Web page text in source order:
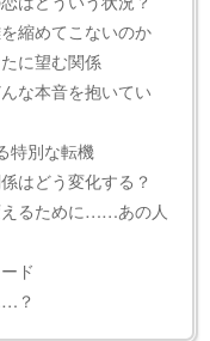
縮めてこないのか
に望む関係
な本音を抱いてい
特別な転機
はどう変化する？
えるために……あの人
ド
？